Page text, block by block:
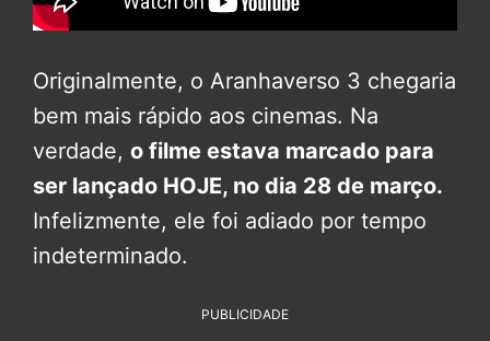
Originalmente, o Aranhaverso 3 chegaria
bem mais rápido aos cinemas. Na
verdade, o filme estava marcado para
ser lançado HOJE, no dia 28 de março.
Infelizmente, ele foi adiado por tempo
indeterminado.
PUBLICIDADE